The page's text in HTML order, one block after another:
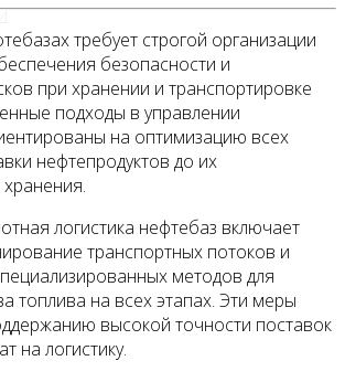
требует строгой организации
безопасности и
при хранении и транспортировке
подходы в управлении
на оптимизацию всех
нефтепродуктов до их
логистика нефтебаз включает
транспортных потоков и
методов для
топлива на всех этапах. Эти меры
высокой точности поставок
на логистику.